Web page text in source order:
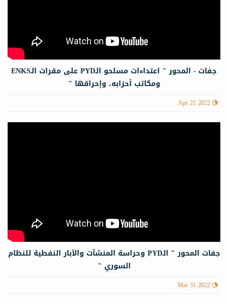
جفات - المحور " اعتداءات مسلحو الـPYD علی مقرات الـENKS
ومكاتب أحزابه، وإحراقها "
Apr 21 2022
جفات المحور " الـPYD وحراسة المنشآت والآبار النفطية للنظام
السوري "
Mar 31 2022